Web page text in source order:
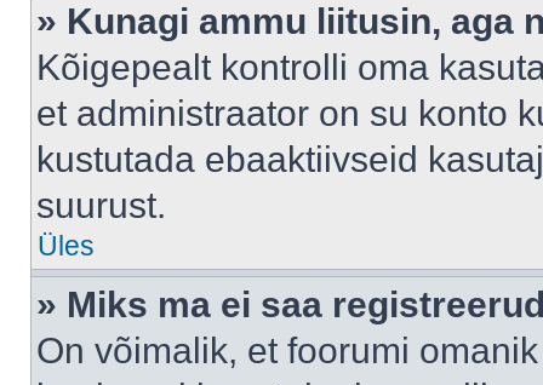
» Kunagi ammu liitusin, aga
Kõigepealt kontrolli oma
et administraator on su konto
kustutada ebaaktiivseid
suurust.
Üles
» Miks ma ei saa
On võimalik, et foorumi